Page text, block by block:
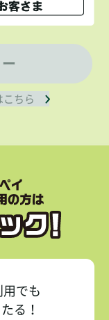
ちら
でも
る！